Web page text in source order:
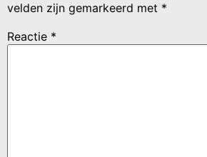
velden zijn gemarkeerd met *
Reactie *